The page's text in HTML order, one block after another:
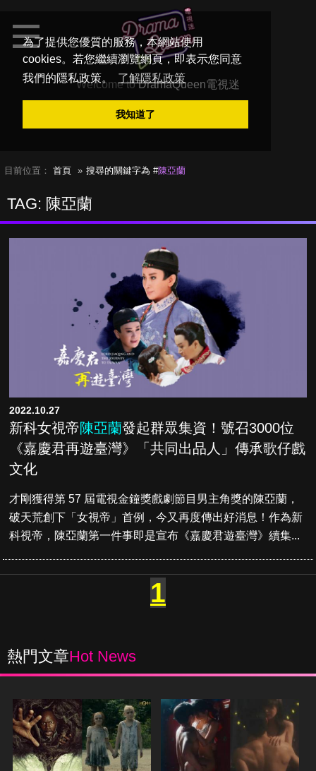
為了提供您優質的服務，本網站使用
cookies。若您繼續瀏覽網頁，即表示您同意
我們的隱私政策。
了解隱私政策
我知道了
Welcome toDramaQueen電視迷
目前位置： 首頁 搜尋的關鍵字為 #陳亞蘭
TAG: 陳亞蘭
2022.10.27
新科女視帝陳亞蘭發起群眾集資！號召3000位
《嘉慶君再遊臺灣》「共同出品人」傳承歌仔戲
文化
才剛獲得第 57 屆電視金鐘獎戲劇節目男主角獎的陳亞蘭，
破天荒創下「女視帝」首例，今又再度傳出好消息！作為新
科視帝，陳亞蘭第一件事即是宣布《嘉慶君遊臺灣》續集...
1
熱門文章Hot News